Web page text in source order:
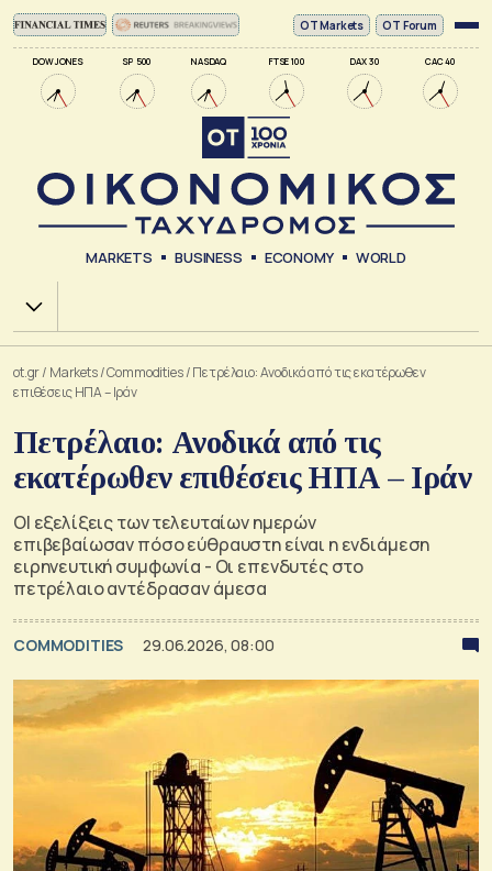
DOW JONES SP 500 NASDAQ FTSE 100 DAX 30 CAC 40
ΟΤ Markets OT Forum
MARKETS BUSINESS ECONOMY WORLD
Χ.Α.
ot.gr/ Markets/Commodities/Πετρέλαιο: Ανοδικά από τις εκατέρωθεν
επιθέσεις ΗΠΑ – Ιράν
Πετρέλαιο: Ανοδικά από τις
εκατέρωθεν επιθέσεις ΗΠΑ – Ιράν
ΟΙ εξελίξεις των τελευταίων ημερών
επιβεβαίωσαν πόσο εύθραυστη είναι η ενδιάμεση
ειρηνευτική συμφωνία - Οι επενδυτές στο
πετρέλαιο αντέδρασαν άμεσα
COMMODITIES 29.06.2026, 08:00